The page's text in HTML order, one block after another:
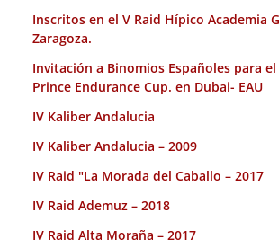
Inscritos en el V Raid Hípico Academia
Zaragoza.
Invitación a Binomios Españoles para
Prince Endurance Cup. en Dubai- EAU
IV Kaliber Andalucia
IV Kaliber Andalucia – 2009
IV Raid "La Morada del Caballo – 2017
IV Raid Ademuz – 2018
IV Raid Alta Moraña – 2017